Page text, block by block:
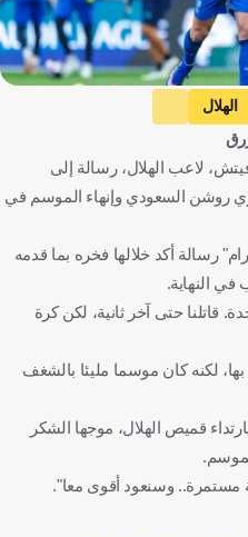
الهلال
سافيتش
كرة قدم
لاعب الهلال، رسالة إلى
روشن السعودي وإنهاء الموسم في
رسالة أكد خلالها فخره بما قدمه
النهاية.
قاتلنا حتى آخر ثانية، لكن كرة
لكنه كان موسما مليئا بالشغف
قميص الهلال، موجها الشكر
مستمرة.. وسنعود أقوى معا".